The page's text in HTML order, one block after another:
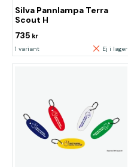
Silva Pannlampa Terra
Scout H
735 kr
1 variant Ej i lager